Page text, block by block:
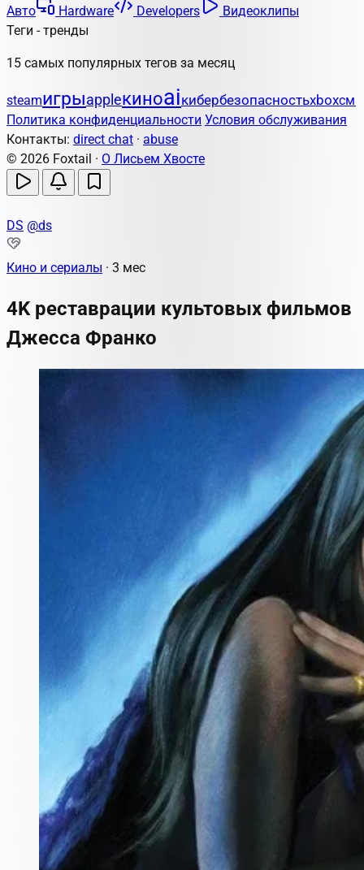
Авто
Hardware Developers
Видеоклипы
Теги - тренды
15 самых популярных тегов за месяц
steamигрыappleкиноaiкибербезопасностьxbox
Политика конфиденциальности Условия обслуживания
Контакты: direct chat · abuse
© 2026 Foxtail · О Лисьем Хвосте
DS @ds
Кино и сериалы · 3 мес
4K реставрации культовых фильмов
Джесса Франко